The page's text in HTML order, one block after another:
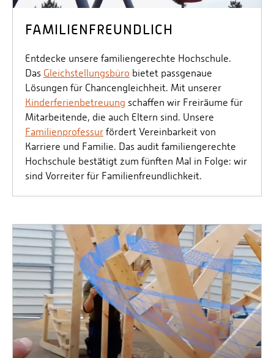
FAMILIENFREUNDLICH
Entdecke unsere familiengerechte Hochschule.
Das Gleichstellungsbüro bietet passgenaue
Lösungen für Chancengleichheit. Mit unserer
Kinderferienbetreuung schaffen wir Freiräume für
Mitarbeitende, die auch Eltern sind. Unsere
Familienprofessur fördert Vereinbarkeit von
Karriere und Familie. Das audit familiengerechte
Hochschule bestätigt zum fünften Mal in Folge: wir
sind Vorreiter für Familienfreundlichkeit.